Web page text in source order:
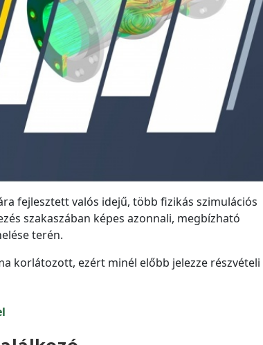
fejlesztett valós idejű, több fizikás szimulációs
szakaszában képes azonnali, megbízható
terén.
korlátozott, ezért minél előbb jelezze részvételi